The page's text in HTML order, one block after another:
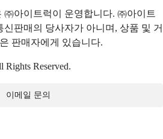
아이트럭이 운영합니다. ㈜아이트
판매의 당사자가 아니며, 상품 및 거
판매자에게 있습니다.
Reserved.
이메일 문의